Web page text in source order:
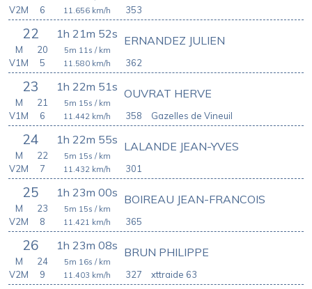
353
11.656 km/h
V2M
6
22 1h 21m 52s
362
ERNANDEZ JULIEN
5m 11s / km
11.580 km/h
M
20
V1M
5
23 1h 22m 51s
358
OUVRAT HERVE
5m 15s / km
11.442 km/h
M
21
V1M
6 Gazelles de Vineuil
24 1h 22m 55s
301
LALANDE JEAN-YVES
5m 15s / km
11.432 km/h
M
22
V2M
7
25 1h 23m 00s
365
BOIREAU JEAN-FRANCOIS
5m 15s / km
11.421 km/h
M
23
V2M
8
26 1h 23m 08s
327
BRUN PHILIPPE
5m 16s / km
11.403 km/h
M
24
V2M
9 xttraide 63